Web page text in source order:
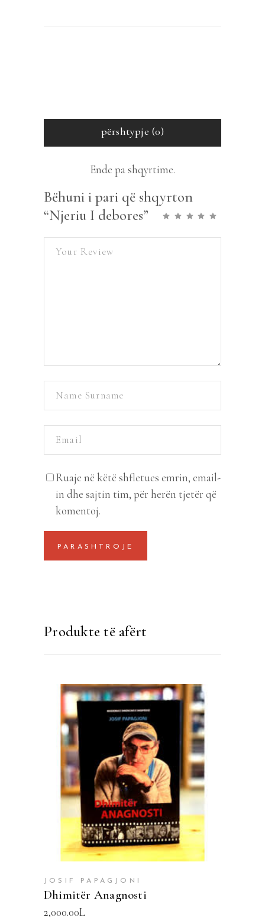
përshtypje (0)
Ende pa shqyrtime.
Bëhuni i pari që shqyrton
“Njeriu I debores”
Ruaje në këtë shfletues emrin, email-
in dhe sajtin tim, për herën tjetër që
komentoj.
Produkte të afërt
SHTOJE NË SHPORTË
JOSIF PAPAGJONI
Dhimitër Anagnosti
2,000.00L